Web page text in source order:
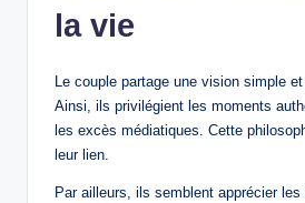
la vie
Le couple partage une vision simple
Ainsi, ils privilégient les moments
les excès médiatiques. Cette
leur lien.
Par ailleurs, ils semblent apprécier